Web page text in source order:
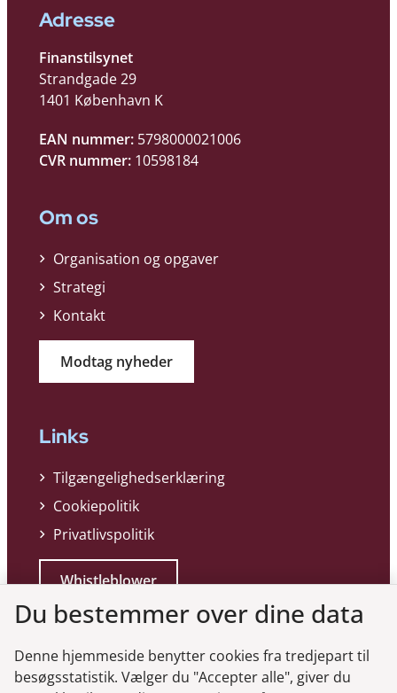
Adresse
Finanstilsynet
Strandgade 29
1401 København K
EAN nummer: 5798000021006
CVR nummer: 10598184
Om os
Organisation og opgaver
Strategi
Kontakt
Modtag nyheder
Links
Tilgængelighedserklæring
Cookiepolitik
Privatlivspolitik
Whistleblower
Du bestemmer over dine data
Denne hjemmeside benytter cookies fra tredjepart til
besøgsstatistik. Vælger du "Accepter alle", giver du